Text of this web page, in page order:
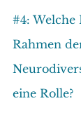
#4: Welche
Rahmen
eine Rolle?